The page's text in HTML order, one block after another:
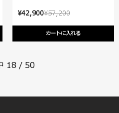
¥57,200
¥42,900
カートに入れる
18 / 50